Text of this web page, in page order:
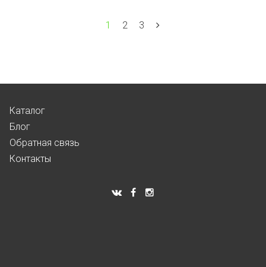
1 2 3
Каталог
Блог
Обратная связь
Контакты